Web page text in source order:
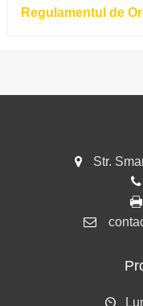
Regulamentul de
Str.